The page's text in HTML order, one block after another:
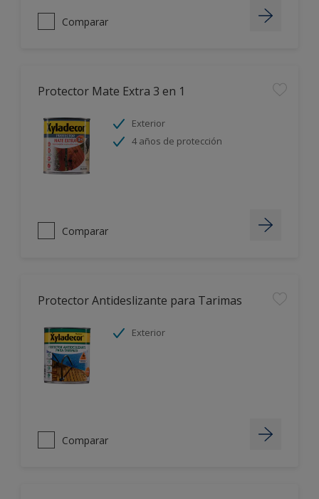
Comparar
Protector Mate Extra 3 en 1
Exterior
4 años de protección
Comparar
Protector Antideslizante para Tarimas
Exterior
Comparar